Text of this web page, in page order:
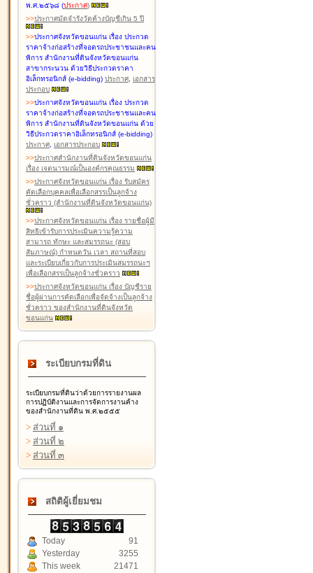
พ.ศ.๒๕๖๘ (ประกาศ)
>>ประกาศมัดจำรังวัดค้างบัญชีเกิน 5 ปี
>>ประกาศจังหวัดขอนแก่น เรื่อง ประกวด
ราคาจ้างก่อสร้างที่จอดรถประชาชนและคน
พิการ สำนักงานที่ดินจังหวัดขอนแก่น
สาขากระนวน ด้วยวิธีประกวดราคา
อิเล็กทรอนิกส์ (e-bidding) ประกาศ, เอกสาร
ประกอบ
>>ประกาศจังหวัดขอนแก่น เรื่อง ประกวด
ราคาจ้างก่อสร้างที่จอดรถประชาชนและคน
พิการ สำนักงานที่ดินจังหวัดขอนแก่น ด้วย
วิธีประกวดราคาอิเล็กทรอนิกส์ (e-bidding)
ประกาศ, เอกสารประกอบ
>>ประกาศสำนักงานที่ดินจังหวัดขอนแก่น
เรื่อง เจตนารมณ์เป็นองค์กรคุณธรรม
>>ประกาศจังหวัดขอนแก่น เรื่อง รับสมัคร
คัดเลือกบุคคลเพื่อเลือกสรรเป็นลูกจ้าง
ชั่วคราว (สำนักงานที่ดินจังหวัดขอนแก่น)
>>ประกาศจังหวัดขอนแก่น เรื่อง รายชื่อผู้มี
สิทธิเข้ารับการประเมินความรู้ความ
สามารถ ทักษะ และสมรรถนะ (สอบ
สัมภาษณ์) กำหนดวัน เวลา สถานที่สอบ
และระเบียบเกี่ยวกับการประเมินสมรรถนะฯ
เพื่อเลือกสรรเป็นลูกจ้างชั่วคราว
>>ประกาศจังหวัดขอนแก่น เรื่อง บัญชีราย
ชื่อผู้ผ่านการคัดเลือกเพื่อจัดจ้างเป็นลูกจ้าง
ชั่วคราว ของสำนักงานที่ดินจังหวัด
ขอนแก่น
ระเบียบกรมที่ดิน
ระเบียบกรมที่ดินว่าด้วยการรายงานผล
การปฏิบัติงานและการจัดการงานค้าง
ของสำนักงานที่ดิน พ.ศ.๒๕๕๕
> ส่วนที่ ๑
> ส่วนที่ ๒
> ส่วนที่ ๓
สถิติผู้เยี่ยมชม
Today
91
Yesterday
3255
This week
21471